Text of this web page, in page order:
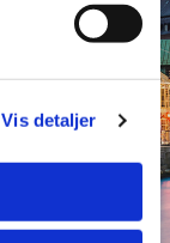
Vis detaljer